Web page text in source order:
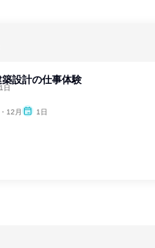
設計の仕事体験
日
12月 1日